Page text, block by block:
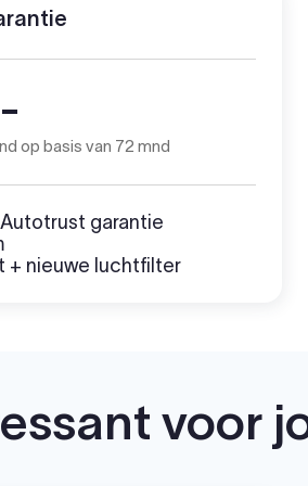
op basis van 72 mnd
garantie
+ nieuwe luchtfilter
voor